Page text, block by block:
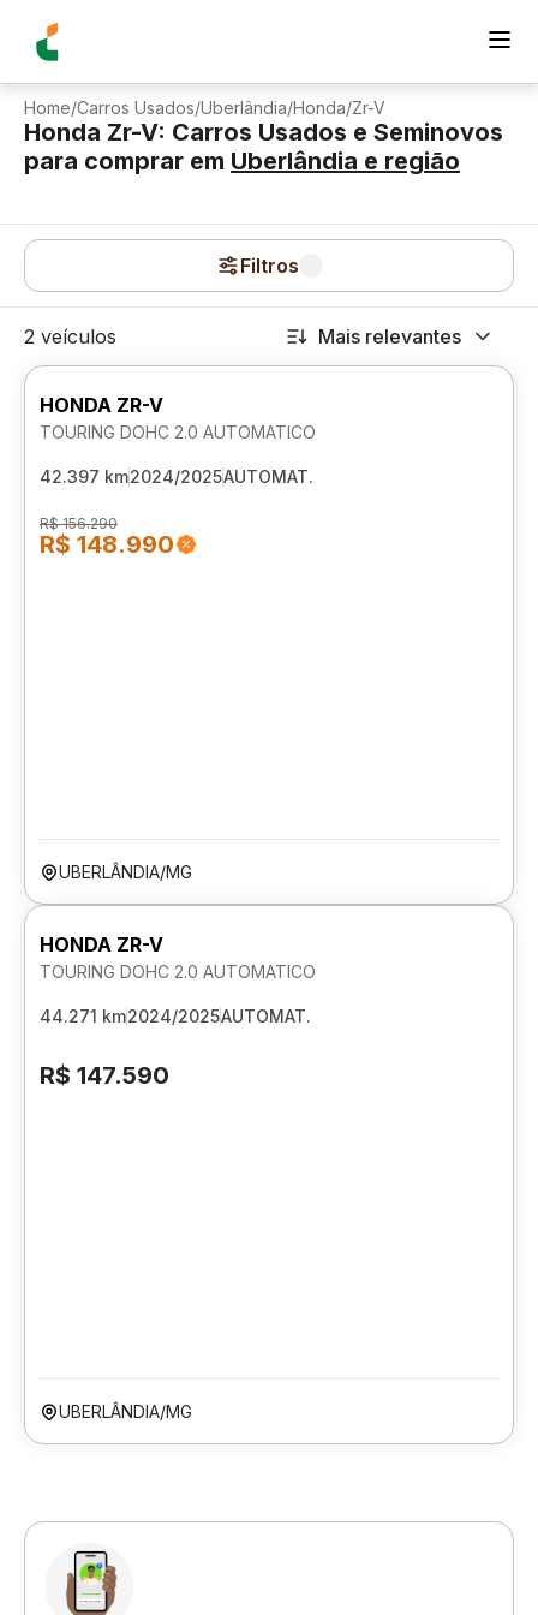
Home/Carros Usados/Uberlândia/Honda/Zr-V
Honda Zr-V: Carros Usados e Seminovos
para comprar em Uberlândia e região
Filtros
2 veículos Mais relevantes
HONDA ZR-V
TOURING DOHC 2.0 AUTOMATICO
42.397 km2024/2025AUTOMAT.
R$ 156.290
R$ 148.990
UBERLÂNDIA/MG
HONDA ZR-V
TOURING DOHC 2.0 AUTOMATICO
44.271 km2024/2025AUTOMAT.
R$ 147.590
UBERLÂNDIA/MG